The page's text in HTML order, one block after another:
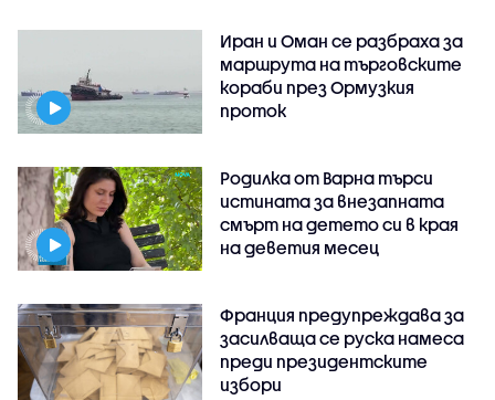
Иран и Оман се разбраха за
маршрута на търговските
кораби през Ормузкия
проток
Родилка от Варна търси
истината за внезапната
смърт на детето си в края
на деветия месец
Франция предупреждава за
засилваща се руска намеса
преди президентските
избори